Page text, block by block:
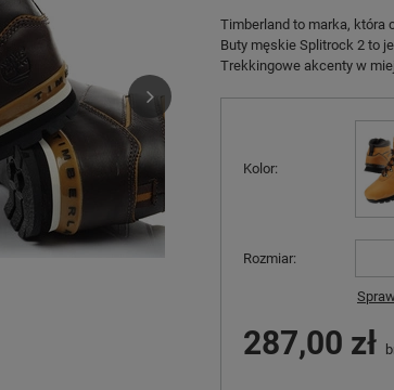
Timberland to marka, która
Buty męskie Splitrock 2 to
Trekkingowe akcenty w
Kolor
Rozmiar
287,00 zł